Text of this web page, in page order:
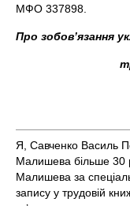
МФО 337898.
Про зобов’язання
Я, Савченко Василь
Малишева більше 30
Малишева за
запису у трудовій